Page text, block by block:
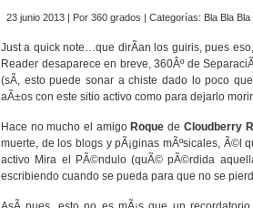
23 junio 2013 | Por 360 grados | Categorías: Bla Bla Bla
Just a quick note…que dirÃ­an los guiris, pues
Reader desaparece en breve, 360Âº de
(sÃ­, esto puede sonar a chiste dado lo poco
aÃ±os con este sitio activo como para dejarlo
Hace no mucho el amigo Roque de Cloudberry
muerte, de los blogs y pÃ¡ginas mÃºsicales, Ã©l
activo Mira el PÃ©ndulo (quÃ© pÃ©rdida
escribiendo cuando se pueda para que no se